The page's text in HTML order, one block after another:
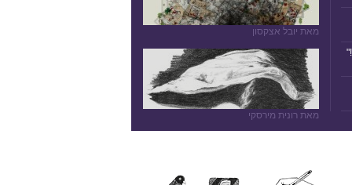
מאת יובל אצקסון
מאת רונית מירסקי